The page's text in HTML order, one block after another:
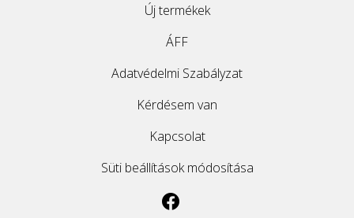
Új termékek
ÁFF
Adatvédelmi Szabályzat
Kérdésem van
Kapcsolat
Süti beállítások módosítása